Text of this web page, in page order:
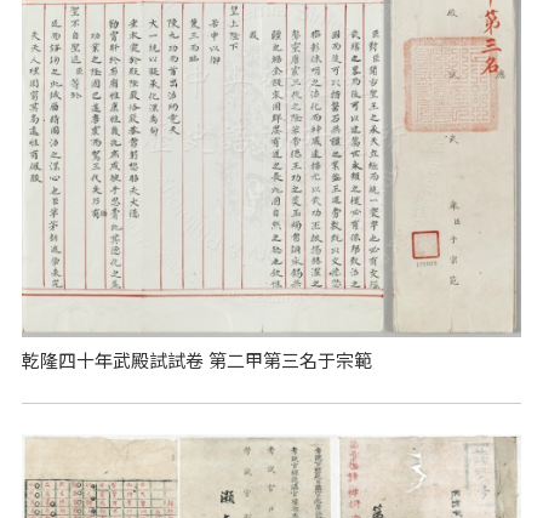
乾隆四十年武殿試試卷 第二甲第三名于宗範